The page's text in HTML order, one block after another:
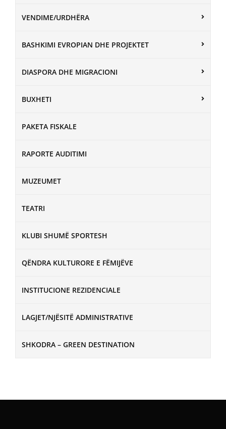
VENDIME/URDHËRA
BASHKIMI EVROPIAN DHE PROJEKTET
DIASPORA DHE MIGRACIONI
BUXHETI
PAKETA FISKALE
RAPORTE AUDITIMI
MUZEUMET
TEATRI
KLUBI SHUMË SPORTESH
QËNDRA KULTURORE E FËMIJËVE
INSTITUCIONE REZIDENCIALE
LAGJET/NJËSITË ADMINISTRATIVE
SHKODRA – GREEN DESTINATION